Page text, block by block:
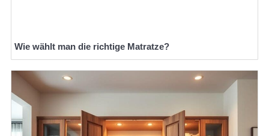
Wie wählt man die richtige Matratze?